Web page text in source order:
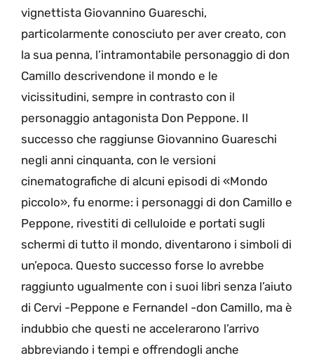
vignettista Giovannino Guareschi,
particolarmente conosciuto per aver creato, con
la sua penna, l’intramontabile personaggio di don
Camillo descrivendone il mondo e le
vicissitudini, sempre in contrasto con il
personaggio antagonista Don Peppone. Il
successo che raggiunse Giovannino Guareschi
negli anni cinquanta, con le versioni
cinematografiche di alcuni episodi di «Mondo
piccolo», fu enorme: i personaggi di don Camillo e
Peppone, rivestiti di celluloide e portati sugli
schermi di tutto il mondo, diventarono i simboli di
un’epoca. Questo successo forse lo avrebbe
raggiunto ugualmente con i suoi libri senza l’aiuto
di Cervi -Peppone e Fernandel -don Camillo, ma è
indubbio che questi ne accelerarono l’arrivo
abbreviando i tempi e offrendogli anche